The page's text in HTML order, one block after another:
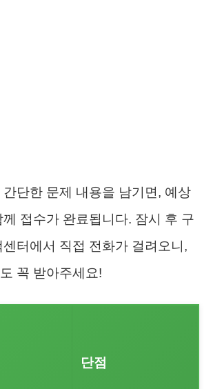
단한 문제 내용을 남기면, 예상
접수가 완료됩니다. 잠시 후 구
터에서 직접 전화가 걸려오니,
꼭 받아주세요!
단점